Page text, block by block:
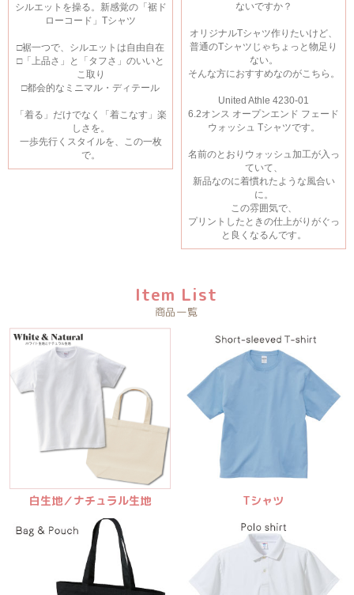
シルエットを操る。新感覚の「裾ド
ローコード」Tシャツ
□裾一つで、シルエットは自由自在
□「上品さ」と「タフさ」のいいと
こ取り
□都会的なミニマル・ディテール
「着る」だけでなく「着こなす」楽
しさを。
一歩先行くスタイルを、この一枚
で。
ないですか？
オリジナルTシャツ作りたいけど、
普通のTシャツじゃちょっと物足り
ない。
そんな方におすすめなのがこちら。
United Athle 4230-01
6.2オンス オープンエンド フェード
ウォッシュ Tシャツです。
名前のとおりウォッシュ加工が入っ
ていて、
新品なのに着慣れたような風合い
に。
この雰囲気で、
プリントしたときの仕上がりがぐっ
と良くなるんです。
Item List
商品一覧
白生地／ナチュラル生地 Tシャツ